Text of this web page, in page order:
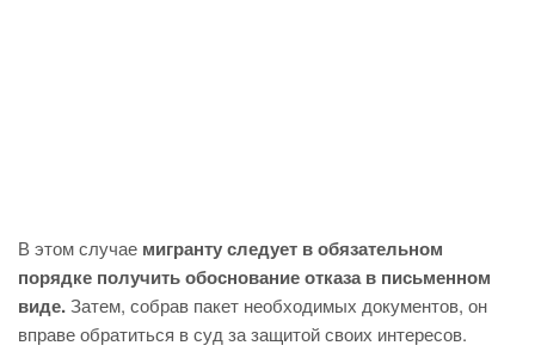
В этом случае мигранту следует в обязательном
порядке получить обоснование отказа в письменном
виде.Затем, собрав пакет необходимых документов, он
вправе обратиться в суд за защитой своих интересов.